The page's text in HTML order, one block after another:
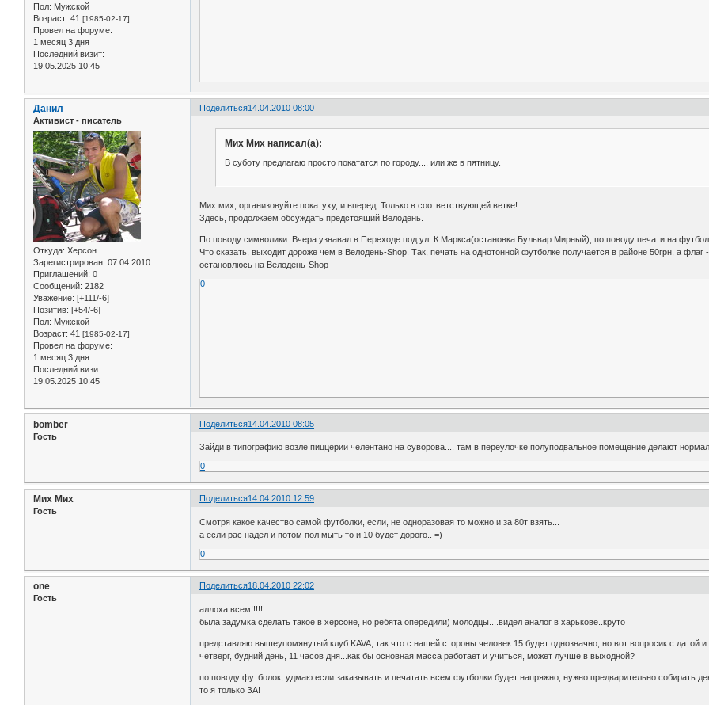
Пол: Мужской
Возраст: 41 [1985-02-17]
Провел на форуме:
1 месяц 3 дня
Последний визит:
19.05.2025 10:45
Поделиться14.04.2010 08:00
Данил
Активист - писатель
Откуда: Херсон
Зарегистрирован: 07.04.2010
Приглашений: 0
Сообщений: 2182
Уважение: [+111/-6]
Позитив: [+54/-6]
Пол: Мужской
Возраст: 41 [1985-02-17]
Провел на форуме:
1 месяц 3 дня
Последний визит:
19.05.2025 10:45
Мих Мих написал(а):
В суботу предлагаю просто покататся по городу.... или же в пятницу.
Мих мих, организовуйте покатуху, и вперед. Только в соответствующей ветке!
Здесь, продолжаем обсуждать предстоящий Велодень.
По поводу символики. Вчера узнавал в Переходе под ул. К.Маркса(остановка Бульвар Мирный), по поводу печати на
Что сказать, выходит дороже чем в Велодень-Shop. Так, печать на однотонной футболке получается в районе 50грн, а
остановлюсь на Велодень-Shop
0
Поделиться14.04.2010 08:05
bomber
Гость
Зайди в типографию возле пиццерии челентано на суворова.... там в переулочке полуподвальное помещение делают
0
Поделиться14.04.2010 12:59
Мих Мих
Гость
Смотря какое качество самой футболки, если, не одноразовая то можно и за 80т взять...
а если рас надел и потом пол мыть то и 10 будет дорого.. =)
0
Поделиться18.04.2010 22:02
one
Гость
аллоха всем!!!!!
была задумка сделать такое в херсоне, но ребята опередили) молодцы....видел аналог в харькове..круто
представляю вышеупомянутый клуб KAVA, так что с нашей стороны человек 15 будет однозначно, но вот вопросик с датой
четверг, будний день, 11 часов дня...как бы основная масса работает и учиться, может лучше в выходной?
по поводу футболок, удмаю если заказывать и печатать всем футболки будет напряжно, нужно предварительно собирать
то я только ЗА!